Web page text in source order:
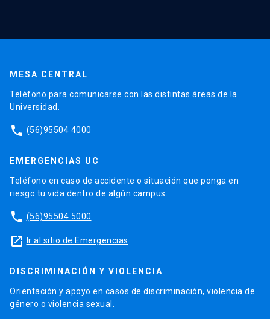
MESA CENTRAL
Teléfono para comunicarse con las distintas áreas de la
Universidad.
phone (56)95504 4000
EMERGENCIAS UC
Teléfono en caso de accidente o situación que ponga en
riesgo tu vida dentro de algún campus.
phone (56)95504 5000
launch Ir al sitio de Emergencias
DISCRIMINACIÓN Y VIOLENCIA
Orientación y apoyo en casos de discriminación, violencia de
género o violencia sexual.